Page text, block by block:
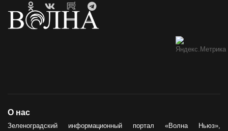
О нас
Зеленоградский информационный портал «Волна Ньюз»,